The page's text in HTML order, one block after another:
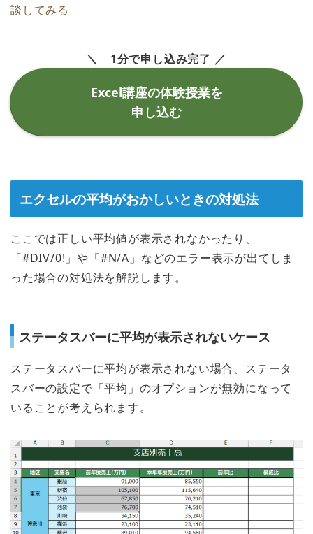
談してみる
＼ 1分で申し込み完了 ／
Excel講座の体験授業を
申し込む
エクセルの平均がおかしいときの対処法
ここでは正しい平均値が表示されなかったり、
「#DIV/0!」や「#N/A」などのエラー表示が出てしま
った場合の対処法を解説します。
ステータスバーに平均が表示されないケース
ステータスバーに平均が表示されない場合、ステータ
スバーの設定で「平均」のオプションが無効になって
いることが考えられます。